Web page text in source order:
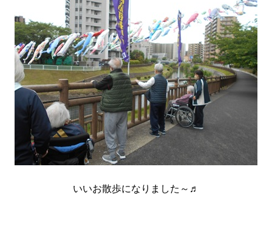
いいお散歩になりました～♬